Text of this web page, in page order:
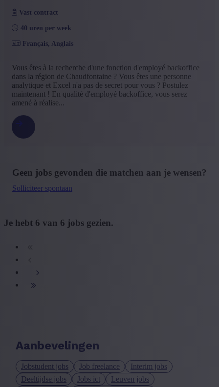
Vast contract
40 uren per week
Français, Anglais
Vous êtes à la recherche d'une fonction d'employé backoffice
dans la région de Chaudfontaine ? Vous êtes une personne
analytique et Excel n'a pas de secret pour vous ? Postulez
maintenant ! En qualité d'employé backoffice, vous serez
amené à réalise...
Geen jobs gevonden die matchen aan je wensen?
Solliciteer spontaan
Je hebt 6 van 6 jobs gezien.
Aanbevelingen
Jobstudent jobs Job freelance
Interim jobs
Deeltijdse jobs
Jobs ict
Leuven jobs